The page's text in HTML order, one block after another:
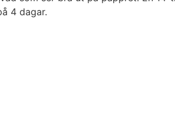
4 dagar.